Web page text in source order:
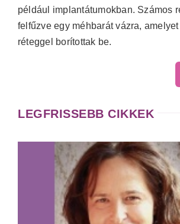
például implantátumokban. Számos
felfűzve egy méhbarát vázra,
réteggel borítottak be.
LEGFRISSEBB CIKKEK